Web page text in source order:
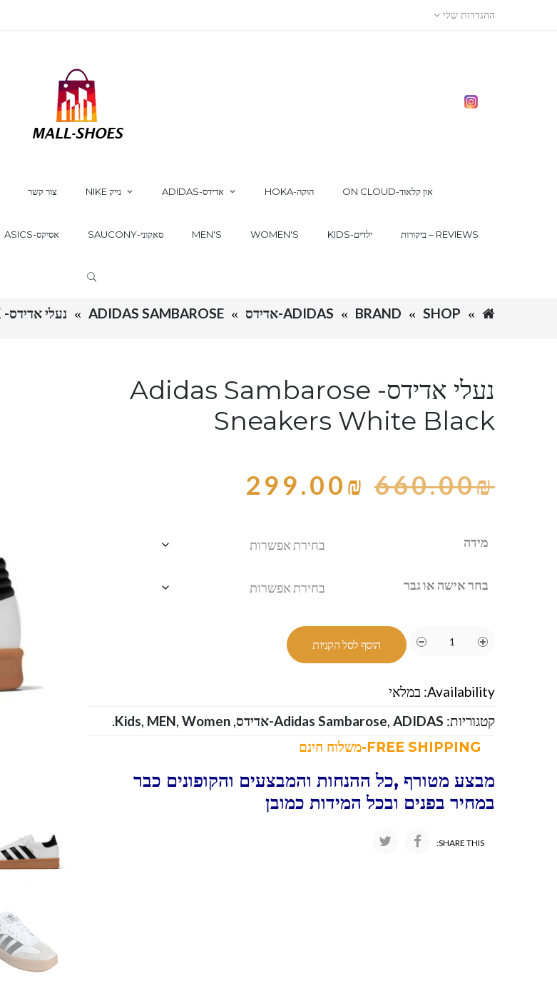
ההגדרות שלי
צור קשר NIKE נייק ADIDAS-אדידס HOKA-הוקה ON CLOUD-און קלאוד
ASICS-אסיקס SAUCONY-סאקוני MEN'S WOMEN'S KIDS-ילדים ביקורות – REVIEWS
SHOP
BRAND ADIDAS-אדידס ADIDAS SAMBAROSE נעלי אדידס- ADIDAS SAMBAROSE SNEAKERS WHITE BLACK
נעלי אדידס- Adidas Sambarose
Sneakers White Black
660.00₪
299.00₪
מידה
בחר אישה או גבר
הוסף לסל הקניות
Availability: במלאי
קטגוריות:
Adidas Sambarose, ADIDAS-אדידס ,
Kids, MEN, Women
.
מבצע מטורף ,כל ההנחות והמבצעים והקופונים כבר
במחיר בפנים ובכל המידות כמובן
SHARE THIS: